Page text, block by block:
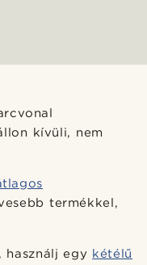
kívüli, nem
termékkel,
használj egy kétélű